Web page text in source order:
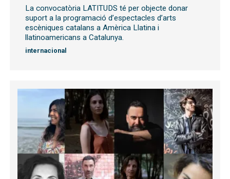
La convocatòria LATITUDS té per objecte donar
suport a la programació d’espectacles d’arts
escèniques catalans a Amèrica Llatina i
llatinoamericans a Catalunya.
internacional